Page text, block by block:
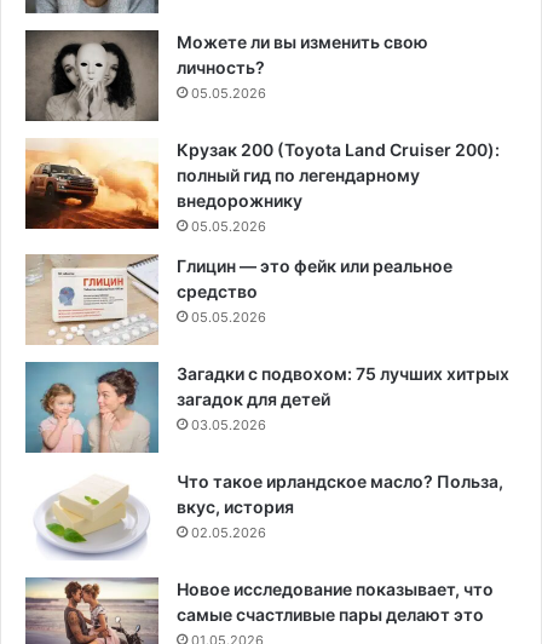
Можете ли вы изменить свою
личность?
05.05.2026
Крузак 200 (Toyota Land Cruiser 200):
полный гид по легендарному
внедорожнику
05.05.2026
Глицин — это фейк или реальное
средство
05.05.2026
Загадки с подвохом: 75 лучших хитрых
загадок для детей
03.05.2026
Что такое ирландское масло? Польза,
вкус, история
02.05.2026
Новое исследование показывает, что
самые счастливые пары делают это
01.05.2026